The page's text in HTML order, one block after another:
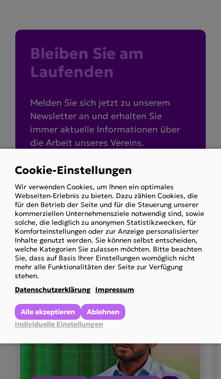
Bleiben Sie am
Laufenden
Melden Sie sich jetzt zu unserem
Newsletter an und erhalten Sie
immer aktuelle Informationen über
die Arbeit unseres Vereins.
anmelden
Weitere Newsbei­träge
Use
of
personal
data
and
cookies
Cookie-Einstellungen
Wir verwenden Cookies, um Ihnen ein optimales
Webseiten-Erlebnis zu bieten. Dazu zählen Cookies, die
für den Betrieb der Seite und für die Steuerung unserer
kommerziellen Unternehmensziele notwendig sind, sowie
solche, die lediglich zu anonymen Statistikzwecken, für
Komforteinstellungen oder zur Anzeige personalisierter
Inhalte genutzt werden. Sie können selbst entscheiden,
welche Kategorien Sie zulassen möchten. Bitte beachten
Sie, dass auf Basis Ihrer Einstellungen womöglich nicht
mehr alle Funktionalitäten der Seite zur Verfügung
stehen.
Datenschutzerklärung Impressum
Individuelle Einstellungen
Ablehnen
Alle akzeptieren